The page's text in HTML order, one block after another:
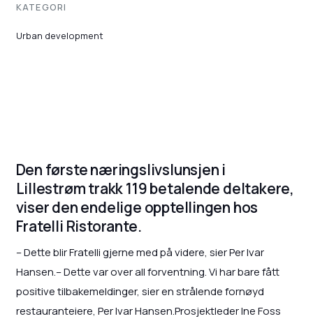
KATEGORI
Urban development
Den første næringslivslunsjen i
Lillestrøm trakk 119 betalende deltakere,
viser den endelige opptellingen hos
Fratelli Ristorante.
– Dette blir Fratelli gjerne med på videre, sier Per Ivar
Hansen.– Dette var over all forventning. Vi har bare fått
positive tilbakemeldinger, sier en strålende fornøyd
restauranteiere, Per Ivar Hansen.Prosjektleder Ine Foss